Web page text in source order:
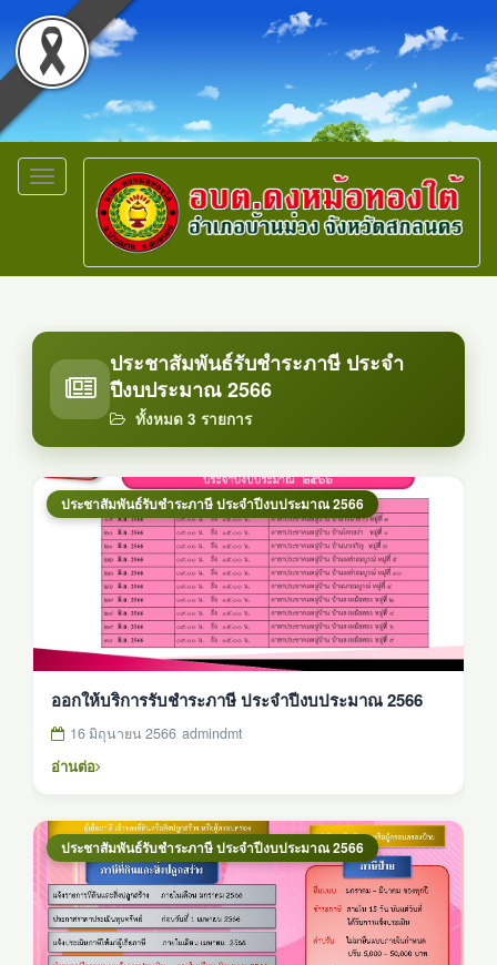
Toggle
navigation
ประชาสัมพันธ์รับชำระภาษี ประจำ
ปีงบประมาณ 2566
ทั้งหมด 3 รายการ
ประชาสัมพันธ์รับชำระภาษี ประจำปีงบประมาณ 2566
ออกให้บริการรับชำระภาษี ประจำปีงบประมาณ 2566
16 มิถุนายน 2566 admindmt
อ่านต่อ
ประชาสัมพันธ์รับชำระภาษี ประจำปีงบประมาณ 2566